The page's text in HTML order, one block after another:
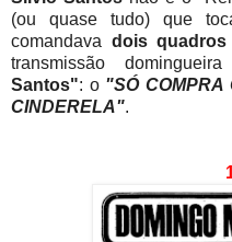
(ou quase tudo) que
comandava dois quadros
transmissão
Santos": o "SÓ COMPRA
CINDERELA".